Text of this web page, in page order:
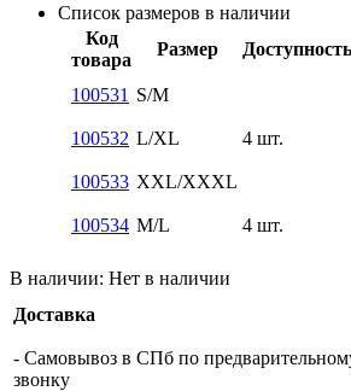
Список размеров в наличии
Код
товара
Размер Доступность
100531 S/M
100532 L/XL 4 шт.
100533 XXL/XXXL
100534 M/L 4 шт.
В наличии: Нет в наличии
Доставка
- Самовывоз в СПб по
звонку